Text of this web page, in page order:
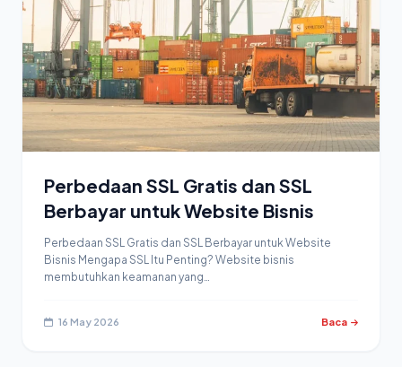
Perbedaan SSL Gratis dan SSL
Berbayar untuk Website Bisnis
Perbedaan SSL Gratis dan SSL Berbayar untuk Website
Bisnis Mengapa SSL Itu Penting? Website bisnis
membutuhkan keamanan yang…
16 May 2026 Baca